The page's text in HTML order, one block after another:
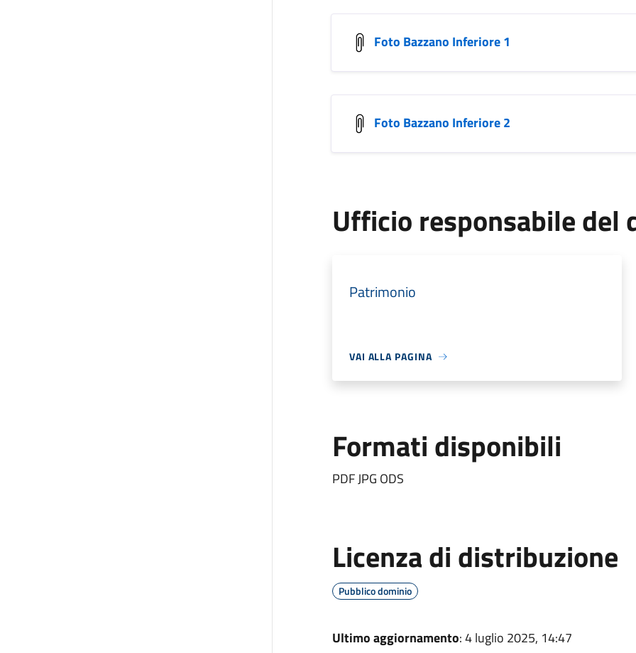
Foto Bazzano Inferiore 1
Foto Bazzano Inferiore 2
Ufficio responsabile del
Patrimonio
VAI ALLA PAGINA
Formati disponibili
PDF JPG ODS
Licenza di distribuzione
Pubblico dominio
Ultimo aggiornamento: 4 luglio 2025, 14:47